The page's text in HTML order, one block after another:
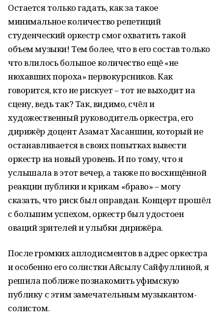
Остается только гадать, как за такое
минимальное количество репетиций
студенческий оркестр смог охватить такой
объем музыки! Тем более, что в его состав только
что влилось большое количество ещё «не
нюхавших пороха» первокурсников. Как
говорится, кто не рискует – тот не выходит на
сцену, ведь так? Так, видимо, счёл и
художественный руководитель оркестра, его
дирижёр доцент Азамат Хасаншин, который не
останавливается в своих попытках вывести
оркестр на новый уровень. И по тому, что я
услышала в этот вечер, а также по восхищённой
реакции публики и крикам «браво» – могу
сказать, что риск был оправдан. Концерт прошёл
с большим успехом, оркестр был удостоен
оваций зрителей и улыбки дирижёра.
После громких аплодисментов в адрес оркестра
и особенно его солистки Айсылу Сайфуллиной, я
решила поближе познакомить уфимскую
публику с этим замечательным музыкантом-
солистом.